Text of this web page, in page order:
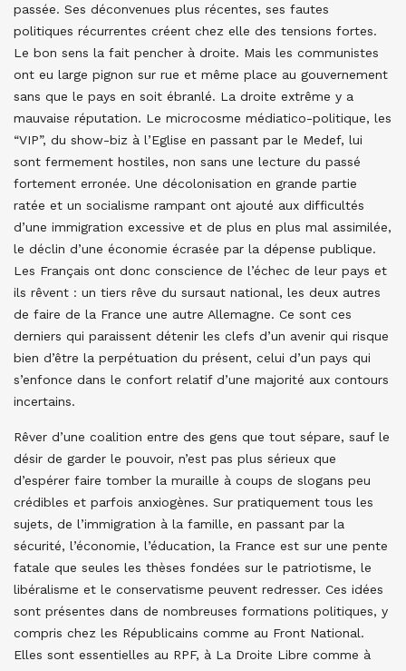
passée. Ses déconvenues plus récentes, ses fautes
politiques récurrentes créent chez elle des tensions fortes.
Le bon sens la fait pencher à droite. Mais les communistes
ont eu large pignon sur rue et même place au gouvernement
sans que le pays en soit ébranlé. La droite extrême y a
mauvaise réputation. Le microcosme médiatico-politique, les
“VIP”, du show-biz à l’Eglise en passant par le Medef, lui
sont fermement hostiles, non sans une lecture du passé
fortement erronée. Une décolonisation en grande partie
ratée et un socialisme rampant ont ajouté aux difficultés
d’une immigration excessive et de plus en plus mal assimilée,
le déclin d’une économie écrasée par la dépense publique.
Les Français ont donc conscience de l’échec de leur pays et
ils rêvent : un tiers rêve du sursaut national, les deux autres
de faire de la France une autre Allemagne. Ce sont ces
derniers qui paraissent détenir les clefs d’un avenir qui risque
bien d’être la perpétuation du présent, celui d’un pays qui
s’enfonce dans le confort relatif d’une majorité aux contours
incertains.
Rêver d’une coalition entre des gens que tout sépare, sauf le
désir de garder le pouvoir, n’est pas plus sérieux que
d’espérer faire tomber la muraille à coups de slogans peu
crédibles et parfois anxiogènes. Sur pratiquement tous les
sujets, de l’immigration à la famille, en passant par la
sécurité, l’économie, l’éducation, la France est sur une pente
fatale que seules les thèses fondées sur le patriotisme, le
libéralisme et le conservatisme peuvent redresser. Ces idées
sont présentes dans de nombreuses formations politiques, y
compris chez les Républicains comme au Front National.
Elles sont essentielles au RPF, à La Droite Libre comme à